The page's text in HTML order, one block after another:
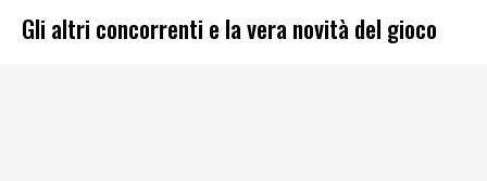
Gli altri concorrenti e la vera novità del gioco